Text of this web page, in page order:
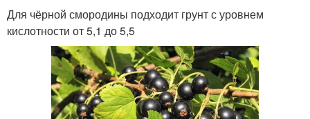
Для чёрной смородины подходит грунт с уровнем
кислотности от 5,1 до 5,5